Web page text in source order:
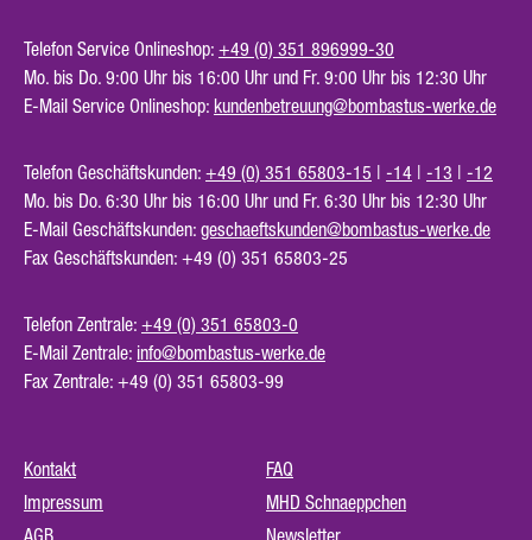
Telefon Service Onlineshop: +49 (0) 351 896999-30
Mo. bis Do. 9:00 Uhr bis 16:00 Uhr und Fr. 9:00 Uhr bis 12:30 Uhr
E-Mail Service Onlineshop: kundenbetreuung@bombastus-werke.de
Telefon Geschäftskunden: +49 (0) 351 65803-15 -14 -13
-12
Mo. bis Do. 6:30 Uhr bis 16:00 Uhr und Fr. 6:30 Uhr bis 12:30 Uhr
E-Mail Geschäftskunden: geschaeftskunden@bombastus-werke.de
Fax Geschäftskunden: +49 (0) 351 65803-25
Telefon Zentrale: +49 (0) 351 65803-0
E-Mail Zentrale: info@bombastus-werke.de
Fax Zentrale: +49 (0) 351 65803-99
Kontakt
Impressum
AGB
FAQ
MHD Schnaeppchen
Newsletter